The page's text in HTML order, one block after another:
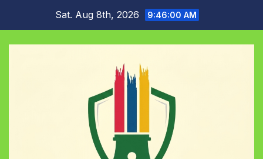
content
Sat. Aug 8th, 2026 9:46:01 AM